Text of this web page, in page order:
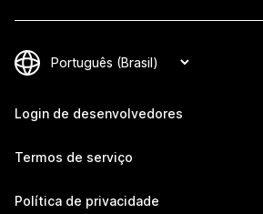
Login de desenvolvedores
Termos de serviço
Política de privacidade